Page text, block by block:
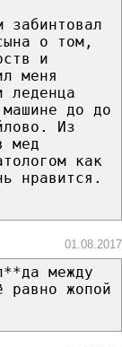
о том,
и
меня
леденца
до до
Из
мед
как
нравится.
01.08.2017
между
жопой